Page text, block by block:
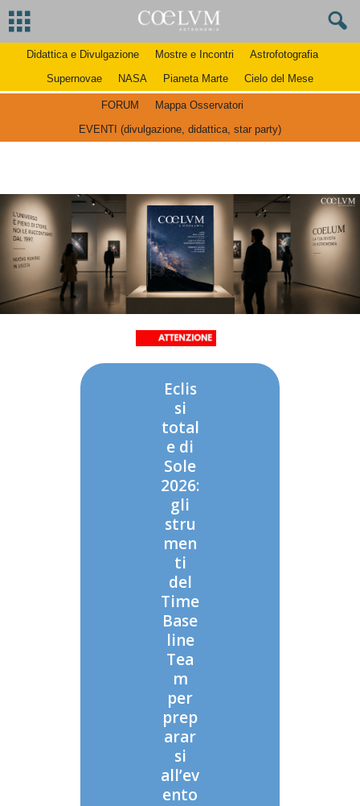
Didattica e Divulgazione Mostre e Incontri
Astrofotografia
Supernovae
NASA Pianeta Marte Cielo del Mese
FORUM
Mappa Osservatori
EVENTI (divulgazione, didattica, star party)
Eclis
si
total
e di
Sole
2026:
gli
stru
men
ti
del
Time
Base
line
Tea
m
per
prep
arar
si
all’ev
ento